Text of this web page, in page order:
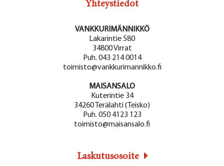
Yhteystiedot
VANKKURIMÄNNIKKÖ
Lakarintie 580
34800 Virrat
Puh. 043 214 0014
toimisto@vankkurimannikko.fi
MAISANSALO
Kuterintie 34
34260 Terälahti (Teisko)
Puh. 050 4123 123
toimisto@maisansalo.fi
Laskutusosoite